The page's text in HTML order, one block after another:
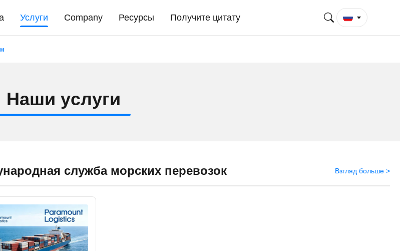
Услуги Company Ресурсы Получите цитату
Наши услуги
служба морских перевозок Взгляд больше >